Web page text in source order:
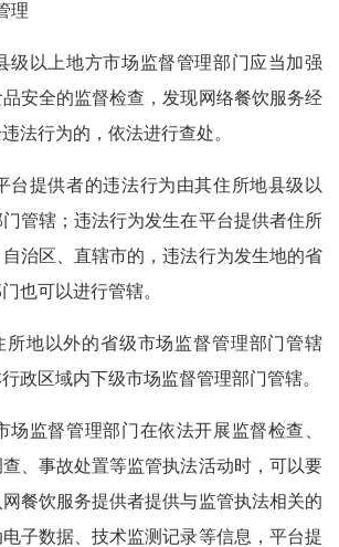
理
级以上地方市场监督管理部门应当加强
安全的监督检查，发现网络餐饮服务经
法行为的，依法进行查处。
台提供者的违法行为由其住所地县级以
门管辖；违法行为发生在平台提供者住所
治区、直辖市的，违法行为发生地的省
也可以进行管辖。
所地以外的省级市场监督管理部门管辖
政区域内下级市场监督管理部门管辖。
场监督管理部门在依法开展监督检查、
、事故处置等监管执法活动时，可以要
餐饮服务提供者提供与监管执法相关的
子数据、技术监测记录等信息，平台提